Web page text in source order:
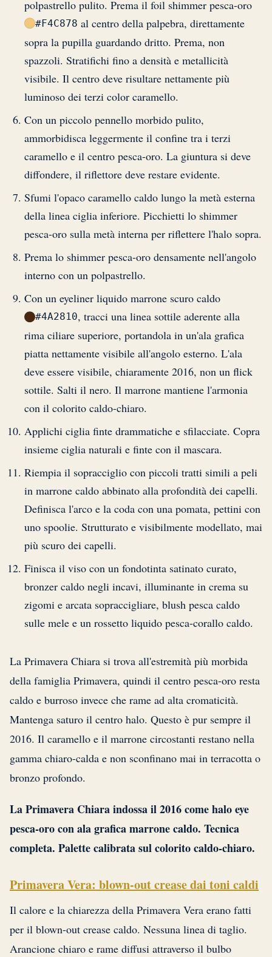
polpastrello pulito. Prema il foil shimmer pesca-oro
#F4C878 al centro della palpebra, direttamente
sopra la pupilla guardando dritto. Prema, non
spazzoli. Stratifichi fino a densità e metallicità
visibile. Il centro deve risultare nettamente più
luminoso dei terzi color caramello.
Con un piccolo pennello morbido pulito,
ammorbidisca leggermente il confine tra i terzi
caramello e il centro pesca-oro. La giuntura si deve
diffondere, il riflettore deve restare evidente.
Sfumi l'opaco caramello caldo lungo la metà esterna
della linea ciglia inferiore. Picchietti lo shimmer
pesca-oro sulla metà interna per riflettere l'halo sopra.
Prema lo shimmer pesca-oro densamente nell'angolo
interno con un polpastrello.
Con un eyeliner liquido marrone scuro caldo
#4A2810, tracci una linea sottile aderente alla
rima ciliare superiore, portandola in un'ala grafica
piatta nettamente visibile all'angolo esterno. L'ala
deve essere visibile, chiaramente 2016, non un flick
sottile. Salti il nero. Il marrone mantiene l'armonia
con il colorito caldo-chiaro.
Applichi ciglia finte drammatiche e sfilacciate. Copra
insieme ciglia naturali e finte con il mascara.
Riempia il sopracciglio con piccoli tratti simili a peli
in marrone caldo abbinato alla profondità dei capelli.
Definisca l'arco e la coda con una pomata, pettini con
uno spoolie. Strutturato e visibilmente modellato, mai
più scuro dei capelli.
Finisca il viso con un fondotinta satinato curato,
bronzer caldo negli incavi, illuminante in crema su
zigomi e arcata sopraccigliare, blush pesca caldo
sulle mele e un rossetto liquido pesca-corallo caldo.
La Primavera Chiara si trova all'estremità più morbida
della famiglia Primavera, quindi il centro pesca-oro resta
caldo e burroso invece che rame ad alta cromaticità.
Mantenga saturo il centro halo. Questo è pur sempre il
2016. Il caramello e il marrone circostanti restano nella
gamma chiaro-calda e non sconfinano mai in terracotta o
bronzo profondo.
La Primavera Chiara indossa il 2016 come halo eye
pesca-oro con ala grafica marrone caldo. Tecnica
completa. Palette calibrata sul colorito caldo-chiaro.
Primavera Vera: blown-out crease dai toni caldi
Il calore e la chiarezza della Primavera Vera erano fatti
per il blown-out crease caldo. Nessuna linea di taglio.
Arancione chiaro e rame diffusi attraverso il bulbo